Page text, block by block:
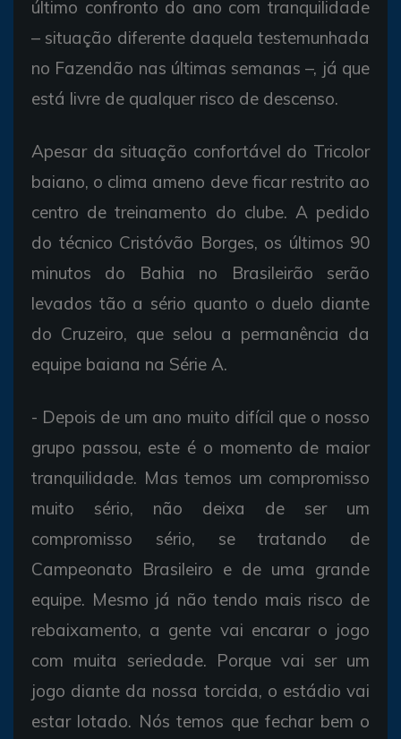
último confronto do ano com tranquilidade
– situação diferente daquela testemunhada
no Fazendão nas últimas semanas –, já que
está livre de qualquer risco de descenso.
Apesar da situação confortável do Tricolor
baiano, o clima ameno deve ficar restrito ao
centro de treinamento do clube. A pedido
do técnico Cristóvão Borges, os últimos 90
minutos do Bahia no Brasileirão serão
levados tão a sério quanto o duelo diante
do Cruzeiro, que selou a permanência da
equipe baiana na Série A.
- Depois de um ano muito difícil que o nosso
grupo passou, este é o momento de maior
tranquilidade. Mas temos um compromisso
muito sério, não deixa de ser um
compromisso sério, se tratando de
Campeonato Brasileiro e de uma grande
equipe. Mesmo já não tendo mais risco de
rebaixamento, a gente vai encarar o jogo
com muita seriedade. Porque vai ser um
jogo diante da nossa torcida, o estádio vai
estar lotado. Nós temos que fechar bem o